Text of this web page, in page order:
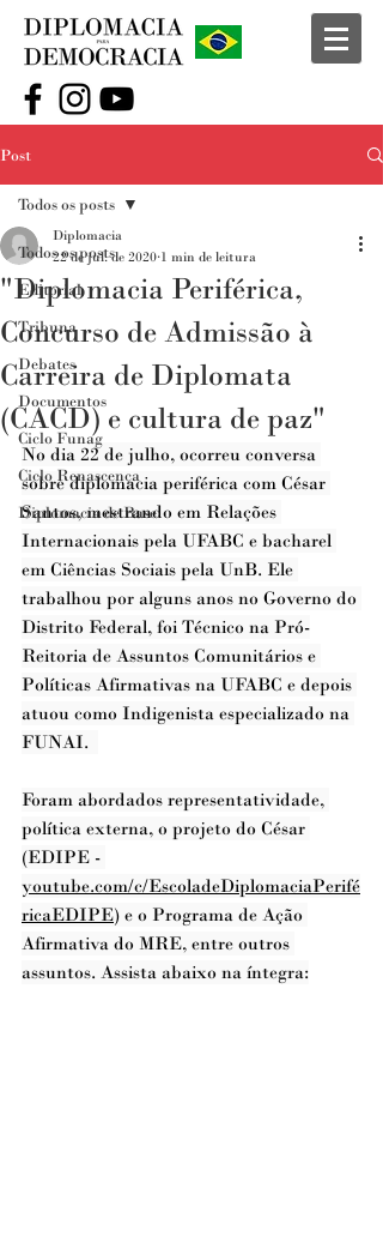
Post
Todos os posts
Editorial
Tribuna
Debates
Documentos
Ciclo Funag
Ciclo Renascença
Diplomacia de Base
Todos os posts
"Diplomacia Periférica,
Concurso de Admissão à
Carreira de Diplomata
(CACD) e cultura de paz"
Diplomacia
22 de jul. de 2020 1 min de leitura
No dia 22 de julho, ocorreu conversa
sobre diplomacia periférica com César
Santos, mestrando em Relações
Internacionais pela UFABC e bacharel
em Ciências Sociais pela UnB. Ele
trabalhou por alguns anos no Governo do
Distrito Federal, foi Técnico na Pró-
Reitoria de Assuntos Comunitários e
Políticas Afirmativas na UFABC e depois
atuou como Indigenista especializado na
FUNAI.
Foram abordados representatividade,
política externa, o projeto do César
(EDIPE -
youtube.com/c/EscoladeDiplomaciaPerifé
ricaEDIPE) e o Programa de Ação
Afirmativa do MRE, entre outros
assuntos. Assista abaixo na íntegra: